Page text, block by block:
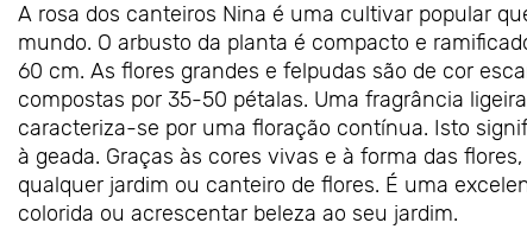
A rosa dos canteiros Nina é uma cultivar popular
mundo. O arbusto da planta é compacto e
60 cm. As flores grandes e felpudas são de cor
compostas por 35-50 pétalas. Uma fragrância
caracteriza-se por uma floração contínua. Isto
à geada. Graças às cores vivas e à forma das
qualquer jardim ou canteiro de flores. É uma
colorida ou acrescentar beleza ao seu jardim.